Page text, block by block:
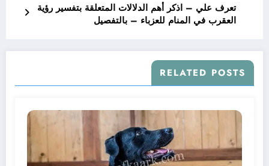
تعرف علي – اذكر أهم الدلالات المتعلقة بتفسير رؤية
العقرب في المنام للعزباء – بالتفصيل
RELATED POSTS